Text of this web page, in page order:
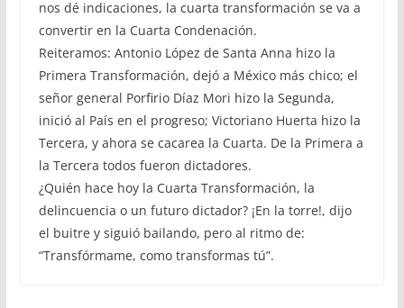
nos dé indicaciones, la cuarta transformación se va a
convertir en la Cuarta Condenación.
Reiteramos: Antonio López de Santa Anna hizo la
Primera Transformación, dejó a México más chico; el
señor general Porfirio Díaz Mori hizo la Segunda,
inició al País en el progreso; Victoriano Huerta hizo la
Tercera, y ahora se cacarea la Cuarta. De la Primera a
la Tercera todos fueron dictadores.
¿Quién hace hoy la Cuarta Transformación, la
delincuencia o un futuro dictador? ¡En la torre!, dijo
el buitre y siguió bailando, pero al ritmo de:
“Transfórmame, como transformas tú”.